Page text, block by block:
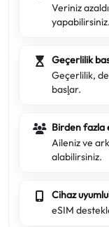
Veriniz
yapabilirsiniz.
Geçerlilik
Geçerlilik,
başlar.
Birden fazla
Aileniz ve
alabilirsiniz.
Cihaz
eSIM